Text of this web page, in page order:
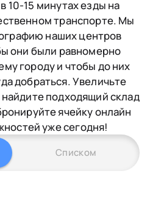
10-15 минутах езды на
транспорте. Мы
наших центров
они были равномерно
городу и чтобы до них
добраться. Увеличьте
подходящий склад
ячейку онлайн
уже сегодня!
Списком